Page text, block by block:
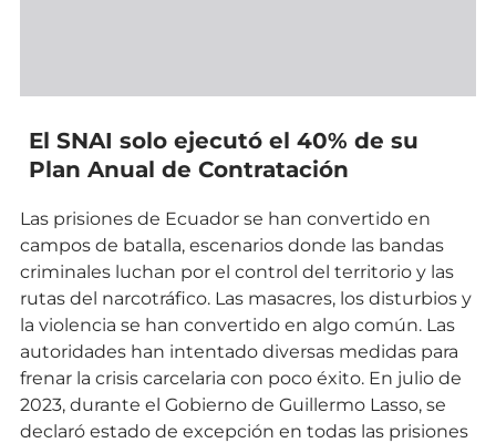
El SNAI solo ejecutó el 40% de su
Plan Anual de Contratación
Las prisiones de Ecuador se han convertido en
campos de batalla, escenarios donde las bandas
criminales luchan por el control del territorio y las
rutas del narcotráfico. Las masacres, los disturbios y
la violencia se han convertido en algo común. Las
autoridades han intentado diversas medidas para
frenar la crisis carcelaria con poco éxito. En julio de
2023, durante el Gobierno de Guillermo Lasso, se
declaró estado de excepción en todas las prisiones